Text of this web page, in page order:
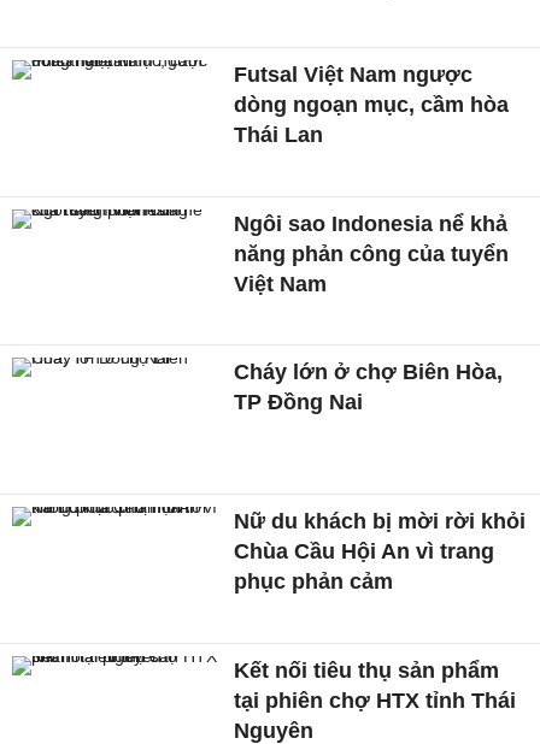
Futsal Việt Nam ngược
dòng ngoạn mục, cầm hòa
Thái Lan
Ngôi sao Indonesia nể khả
năng phản công của tuyển
Việt Nam
Cháy lớn ở chợ Biên Hòa,
TP Đồng Nai
Nữ du khách bị mời rời khỏi
Chùa Cầu Hội An vì trang
phục phản cảm
Kết nối tiêu thụ sản phẩm
tại phiên chợ HTX tỉnh Thái
Nguyên